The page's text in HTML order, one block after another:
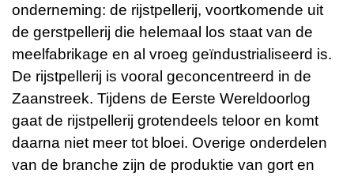
onderneming: de rijstpellerij, voortkomende uit
de gerstpellerij die helemaal los staat van de
meelfabrikage en al vroeg geïndustrialiseerd is.
De rijstpellerij is vooral geconcentreerd in de
Zaanstreek. Tijdens de Eerste Wereldoorlog
gaat de rijstpellerij grotendeels teloor en komt
daarna niet meer tot bloei. Overige onderdelen
van de branche zijn de produktie van gort en